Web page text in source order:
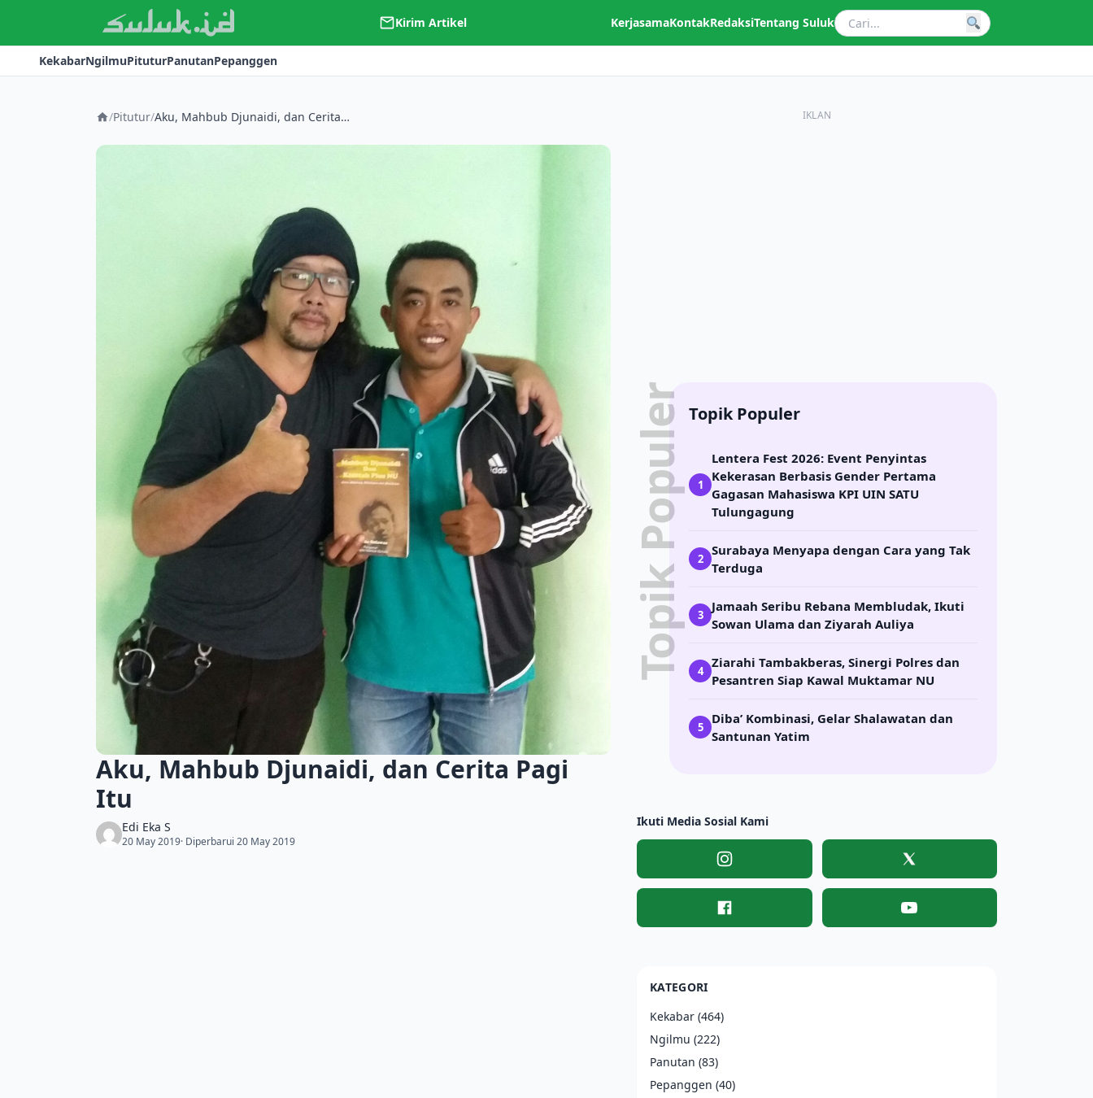
Kirim Artikel KerjasamaKontakRedaksiTentang Suluk
KekabarNgilmuPituturPanutanPepanggen
/Pitutur/ Aku, Mahbub Djunaidi, dan Cerita Pagi Itu
Aku, Mahbub Djunaidi, dan Cerita Pagi
Itu
Edi Eka S
20 May 2019· Diperbarui 20 May 2019
IKLAN
Topik PopulerTopik Populer
1
Lentera Fest 2026: Event Penyintas
Kekerasan Berbasis Gender Pertama
Gagasan Mahasiswa KPI UIN SATU
Tulungagung
2
Surabaya Menyapa dengan Cara yang Tak
Terduga
3
Jamaah Seribu Rebana Membludak, Ikuti
Sowan Ulama dan Ziyarah Auliya
4
Ziarahi Tambakberas, Sinergi Polres dan
Pesantren Siap Kawal Muktamar NU
5
Diba’ Kombinasi, Gelar Shalawatan dan
Santunan Yatim
Ikuti Media Sosial Kami
Instagram X
Facebook YouTube
KATEGORI
Kekabar (464)
Ngilmu (222)
Panutan (83)
Pepanggen (40)